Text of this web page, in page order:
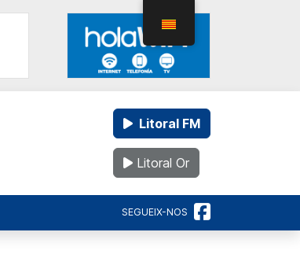
Litoral FM
Litoral Or
SEGUEIX-NOS